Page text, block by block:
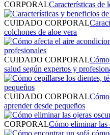
CORPORALCaracterísticas de
CUIDADO CORPORAL
colchones de aloe vera
CUIDADO CORPORAL
salud según expertos y
CUIDADO CORPORAL
aprender desde pequeños
CORPORALCómo eliminar las